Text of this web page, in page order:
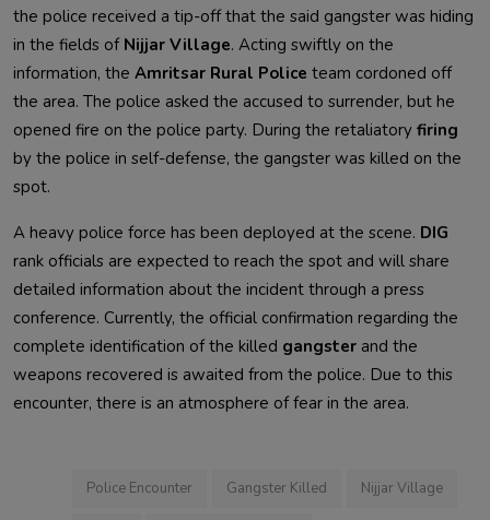
the police received a tip-off that the said gangster was hiding
in the fields of Nijjar Village. Acting swiftly on the
information, the Amritsar Rural Police team cordoned off
the area. The police asked the accused to surrender, but he
opened fire on the police party. During the retaliatory firing
by the police in self-defense, the gangster was killed on the
spot.
A heavy police force has been deployed at the scene. DIG
rank officials are expected to reach the spot and will share
detailed information about the incident through a press
conference. Currently, the official confirmation regarding the
complete identification of the killed gangster and the
weapons recovered is awaited from the police. Due to this
encounter, there is an atmosphere of fear in the area.
Police Encounter Gangster Killed Nijjar Village